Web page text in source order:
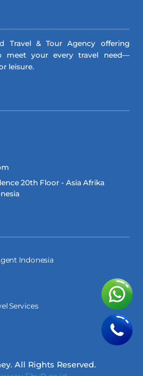
Travel & Tour Agency offering
meet your every travel need—
leisure.
20th Floor - Asia Afrika
Indonesia
Services
All Rights Reserved.